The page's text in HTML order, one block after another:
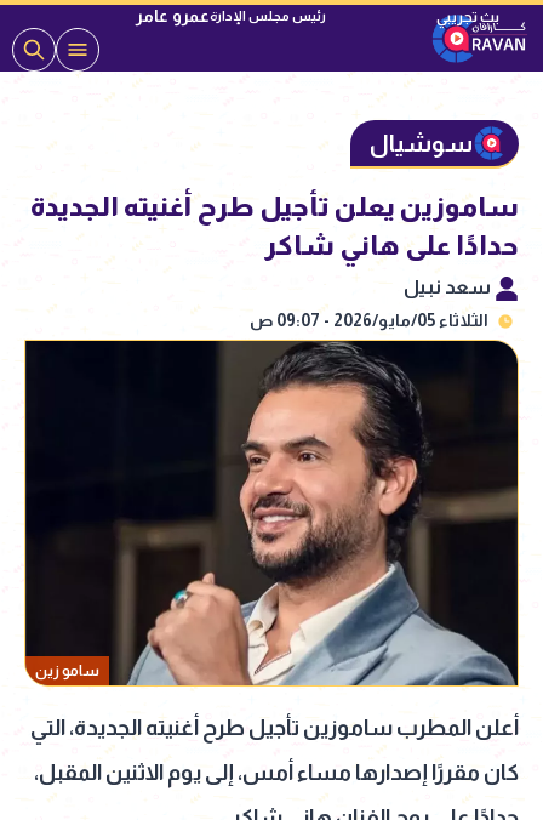
رئيس مجلس الإدارةعمرو عامر
سوشيال
ساموزين يعلن تأجيل طرح أغنيته الجديدة
حدادًا على هاني شاكر
سعد نبيل
الثلاثاء 05/مايو/2026 - 09:07 ص
سامو زين
أعلن المطرب ساموزين تأجيل طرح أغنيته الجديدة، التي
كان مقررًا إصدارها مساء أمس، إلى يوم الاثنين المقبل،